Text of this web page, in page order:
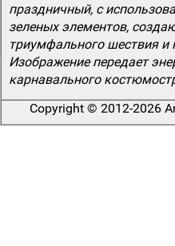
праздничный, с
зеленых элементов,
триумфального шествия и
Изображение передает
карнавального
Copyright © 2012-2026